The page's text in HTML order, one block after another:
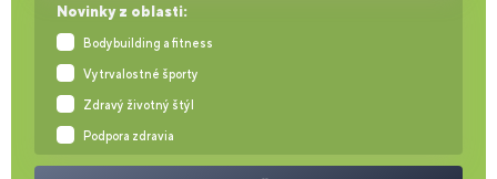
Novinky z oblasti:
Bodybuilding a fitness
Vytrvalostné športy
Zdravý životný štýl
Podpora zdravia